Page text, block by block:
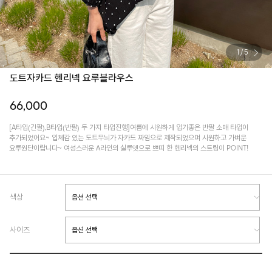
/5
도트자카드 헨리넥 요루블라우스
66,000
[A타입(긴팔),B타입(반팔) 두 가지 타입진행]여름에 시원하게 입기좋은 반팔 소매 타입이
추가되었어요~ 입체감 있는 도트무늬가 자카드 짜임으로 제작되었으며 시원하고 가벼운
요루원단이랍니다~ 여성스러운 A라인의 실루엣으로 쁘띠 한 헨리넥의 스트링이 POINT!
색상
사이즈